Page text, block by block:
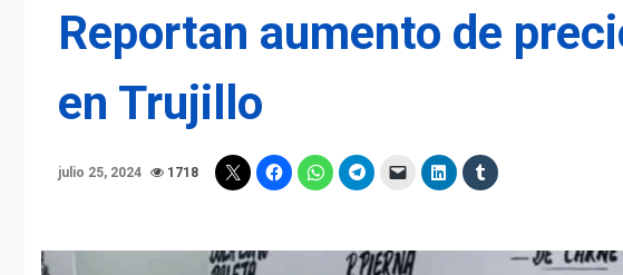
Reportan aumento de
en Trujillo
julio 25, 2024 1718